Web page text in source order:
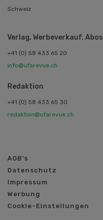
Schweiz
Verlag, Werbeverkauf, Abos
+41 (0) 58 433 65 20
info@ufarevue.ch
Redaktion
+41 (0) 58 433 65 30
redaktion@ufarevue.ch
AGB's
Datenschutz
Impressum
Werbung
Cookie-Einstellungen